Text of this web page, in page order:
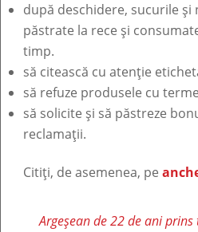
după deschidere, sucurile
păstrate la rece și
timp.
să citească cu atenție
să refuze produsele cu
să solicite și să păstreze
reclamații.
Citiți, de asemenea, pe
Argeșean de 22 de ani